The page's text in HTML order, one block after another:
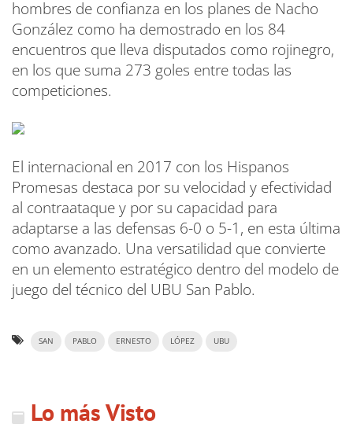
hombres de confianza en los planes de Nacho
González como ha demostrado en los 84
encuentros que lleva disputados como rojinegro,
en los que suma 273 goles entre todas las
competiciones.
El internacional en 2017 con los Hispanos
Promesas destaca por su velocidad y efectividad
al contraataque y por su capacidad para
adaptarse a las defensas 6-0 o 5-1, en esta última
como avanzado. Una versatilidad que convierte
en un elemento estratégico dentro del modelo de
juego del técnico del UBU San Pablo.
SAN PABLO ERNESTO LÓPEZ UBU
Lo más Visto